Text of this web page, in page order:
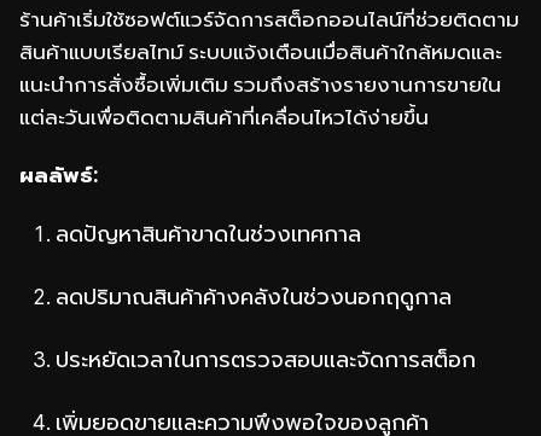
ร้านค้าเริ่มใช้ซอฟต์แวร์จัดการสต็อกออนไลน์ที่ช่วยติดตาม
สินค้าแบบเรียลไทม์ ระบบแจ้งเตือนเมื่อสินค้าใกล้หมดและ
แนะนำการสั่งซื้อเพิ่มเติม รวมถึงสร้างรายงานการขายใน
แต่ละวันเพื่อติดตามสินค้าที่เคลื่อนไหวได้ง่ายขึ้น
ผลลัพธ์:
ลดปัญหาสินค้าขาดในช่วงเทศกาล
ลดปริมาณสินค้าค้างคลังในช่วงนอกฤดูกาล
ประหยัดเวลาในการตรวจสอบและจัดการสต็อก
เพิ่มยอดขายและความพึงพอใจของลูกค้า